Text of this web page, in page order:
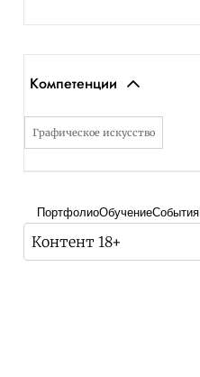
Компетенции
Графическое искусство
ПортфолиоОбучениеСобытия
Контент 18+